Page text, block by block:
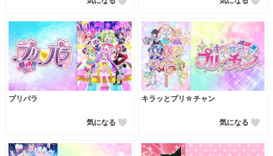
プリパラ
気になる
キラッとプリ☆チャン
気になる